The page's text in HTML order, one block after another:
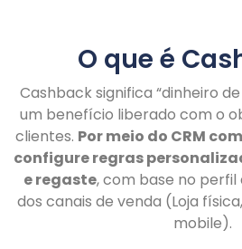
O que é
Cashback significa “dinheiro
um benefício liberado com o
clientes. Por meio do CRM
configure regras
e regaste, com base no perfil
dos canais de venda (Loja
mobile).